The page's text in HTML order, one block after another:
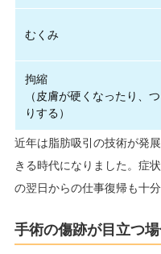
むくみ
拘縮
（皮膚が硬くなったり、
りする）
近年は脂肪吸引の技術が発
きる時代になりました。症
の翌日からの仕事復帰も十分
手術の傷跡が目立つ